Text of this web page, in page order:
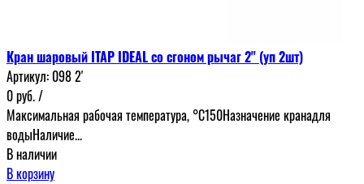
Кран шаровый ITAP IDEAL со сгоном рычаг 2" (уп 2шт)
Артикул: 098 2'
0руб./
Максимальная рабочая температура, °С150Назначение кранадля
водыНаличие...
В наличии
В корзину